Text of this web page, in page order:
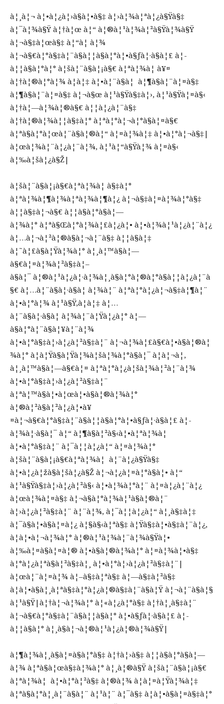
à¦¸à¦¬ à¦•à¦¿à¦›à§à¦•à§‡ à¦›à¦¾à¦ªà¦¿à§Ÿà§‡
à¦¯à¦¾à§Ÿ à¦†à¦œ à¦“ à¦®à¦¹à¦¾à¦²à§Ÿà¦¾à§Ÿ
à¦¬à§‡à¦œà§‡ à¦“à¦ à¦¾
à¦¬à§€à¦°à§‡à¦¨à§à¦¦à§à¦°à¦•à§ƒà¦·à§à¦£ à¦­
à¦¦à§à¦°à¦° à¦šà¦¨à§à¦¡à§€ à¦ªà¦¾à¦ à¥¤
à¦†à¦®à¦°à¦¾ à¦à¦‡ à¦•à¦¨à§à¦ à¦¶à§à¦¨à¦¤à§‡
à¦¶à§à¦¨à¦¤à§‡ à¦¬à§œ à¦¹à§Ÿà§‡à¦›, à¦¹à§Ÿà¦¤à§‹
à¦†à¦—à¦¾à¦®à§€ à¦¦à¦¿à¦¨à§‡
à¦†à¦®à¦¾à¦¦à§‡à¦° à¦ªà¦°à¦¬à¦°à§à¦¤à§€
à¦ªà§à¦°à¦œà¦¨à§à¦®à¦“ à¦¤à¦¾à¦‡ à¦•à¦°à¦¬à§‡|
à¦œà¦¾à¦¨à¦¿à¦¨à¦¾, à¦¹à¦“à§Ÿà¦¾ à¦¤à§‹
à¦‰à¦šà¦¿à§Ž|
à¦šà¦¨à§à¦¡à§€à¦ªà¦¾à¦ à§‡à¦°
à¦ªà¦¾à¦¶à¦¾à¦ªà¦¾à¦¶à¦¿ à¦¬à§‡à¦¤à¦¾à¦°à§‡
à¦¦à§‡à¦¬à§€ à¦¦à§à¦°à§à¦—
à¦¾à¦° à¦ªà§Œà¦°à¦¾à¦£à¦¿à¦• à¦•à¦¾à¦¹à¦¿à¦¨à¦¿
à¦…à¦¬à¦²à¦®à§à¦¬à¦¨à§‡ à¦¦à§à¦‡
à¦˜à¦£à§à¦Ÿà¦¾à¦° à¦¸à¦™à§à¦—
à§€à¦¤à¦¾à¦²à§‡à¦–
à§à¦¯ à¦®à¦¹à¦¿à¦·à¦¾à¦¸à§à¦°à¦®à¦°à§à¦¦à¦¿à¦¨à
§€ à¦…à¦¨à§à¦·à§à¦ à¦¾à¦¨ à¦ªà¦°à¦¿à¦¬à§‡à¦¶à¦¨
à¦•à¦°à¦¾ à¦¹à§Ÿ,à¦à¦‡ à¦…
à¦¨à§à¦·à§à¦ à¦¾à¦¨à¦Ÿà¦¿à¦° à¦—
à§à¦°à¦¨à§à¦¥à¦¨à¦¾
à¦•à¦°à§‡à¦›à¦¿à¦²à§‡à¦¨ à¦¬à¦¾à¦£à§€à¦•à§à¦®à¦
¾à¦° à¦­à¦Ÿà§à¦Ÿà¦¾à¦šà¦¾à¦°à§à¦¯ à¦à¦¬à¦‚
à¦¸à¦™à§à¦—à§€à¦¤ à¦ªà¦°à¦¿à¦šà¦¾à¦²à¦¨à¦¾
à¦•à¦°à§‡à¦›à¦¿à¦²à§‡à¦¨
à¦ªà¦™à§à¦•à¦œà¦•à§à¦®à¦¾à¦°
à¦®à¦²à§à¦²à¦¿à¦•à¥
¤à¦¬à§€à¦°à§‡à¦¨à§à¦¦à§à¦°à¦•à§ƒà¦·à§à¦£ à¦­
à¦¾à¦·à§à¦¯ à¦“ à¦¶à§à¦²à§‹à¦•à¦ªà¦¾à¦
à¦•à¦°à§‡à¦¨ à¦¯à¦¦à¦¿à¦“ à¦¤à¦¾à¦°
à¦šà¦¨à§à¦¡à§€à¦ªà¦¾à¦ à¦¨à¦¿à§Ÿà§‡
à¦•à¦¿à¦žà§à¦šà¦¿à§Ž à¦¬à¦¿à¦¤à¦°à§à¦• à¦“
à¦¹à§Ÿà§‡à¦›à¦¿à¦²à§‹ à¦•à¦¾à¦°à¦¨ à¦¤à¦¿à¦¨à¦¿
à¦œà¦¾à¦¤à§‡ à¦¬à§à¦°à¦¾à¦¹à§à¦®à¦¨
à¦›à¦¿à¦²à§‡à¦¨ à¦¨à¦¾, à¦¯à¦¦à¦¿à¦“ à¦¸à§‡à¦‡
à¦¯à§à¦•à§à¦¤à¦¿ à¦§à§‹à¦ªà§‡ à¦Ÿà§‡à¦•à§‡à¦¨à¦¿,
à¦à¦•à¦¬à¦¾à¦° à¦®à¦¹à¦¾à¦¨à¦¾à§Ÿà¦•
à¦‰à¦¤à§à¦¤à¦® à¦•à§à¦®à¦¾à¦° à¦¤à¦¾à¦•à§‡
à¦°à¦¿à¦ªà§à¦²à§‡à¦¸ à¦•à¦°à¦›à¦¿à¦²à§‡à¦¨|
à¦œà¦¨à¦¤à¦¾ à¦–à§‡à¦ªà§‡ à¦—à§‡à¦²à§‡
à¦à¦•à§à¦¸à¦ªà§‡à¦°à¦¿à¦®à§‡à¦¨à§à¦Ÿ à¦¬à¦¨à§à¦§
à¦¹à§Ÿ|à¦†à¦¬à¦¾à¦° à¦«à¦¿à¦°à§‡ à¦†à¦¸à§‡à¦¨
à¦¬à§€à¦°à§‡à¦¨à§à¦¦à§à¦° à¦•à§ƒà¦·à§à¦£ à¦­
à¦¦à§à¦° à¦¸à§à¦¬à¦®à¦¹à¦¿à¦®à¦¾à§Ÿ|
à¦¶à¦¾à¦¸à§à¦¤à§à¦°à§‡ à¦†à¦›à§‡ à¦¦à§à¦°à§à¦—
à¦¾ à¦ªà§à¦œà§‡à¦¾à¦° à¦¸à¦®à§Ÿ à¦šà¦¨à§à¦¡à§€
à¦ªà¦¾à¦ à¦•à¦°à¦²à§‡ à¦®à¦¾ à¦à¦¤à¦Ÿà¦¾à¦‡
à¦ªà§à¦°à¦¸à¦¨à§à¦¨ à¦¹à¦¨ à¦¯à§‡ à¦­à¦•à§à¦¤à§‡à¦°